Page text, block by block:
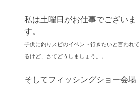
私は土曜日がお仕事でございま
す。
子供に釣りスピのイベント行きたいと言われて
るけど、さてどうしましょう。。
そしてフィッシングショー会場